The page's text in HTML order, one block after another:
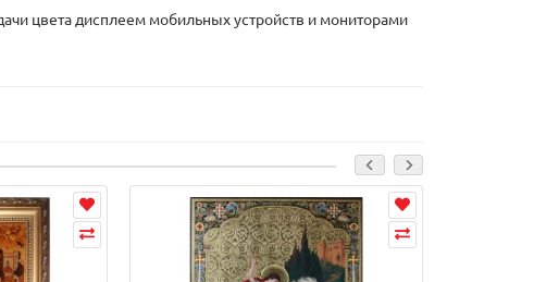
цвета дисплеем мобильных устройств и мониторами